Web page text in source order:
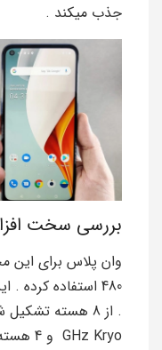
جذب میکند .
بررسی سخت افزار